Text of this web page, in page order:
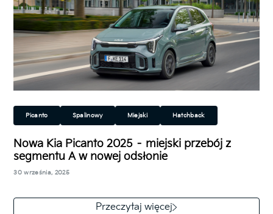
Picanto Spalinowy Miejski Hatchback
Nowa Kia Picanto 2025 – miejski przebój z
segmentu A w nowej odsłonie
30 września, 2025
najpopularniejszych aut miejskich w Europie.
Przeczytaj więcej